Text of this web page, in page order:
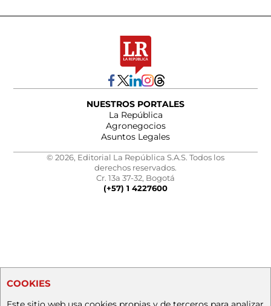
NUESTROS PORTALES
La República
Agronegocios
Asuntos Legales
© 2026, Editorial La República S.A.S. Todos los
derechos reservados.
Cr. 13a 37-32, Bogotá
(+57) 1 4227600
COOKIES